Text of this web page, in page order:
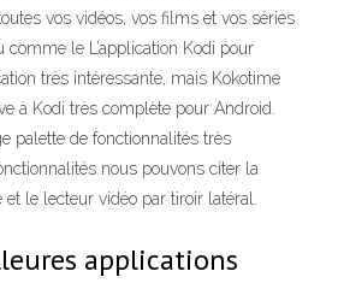
vos vidéos, vos films et vos séries
le L’application Kodi pour
très intéressante, mais Kokotime
à Kodi très complète pour Android.
palette de fonctionnalités très
nous pouvons citer la
le lecteur vidéo par tiroir latéral.
applications